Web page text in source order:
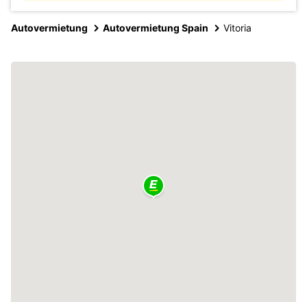
Autovermietung Autovermietung Spain Vitoria